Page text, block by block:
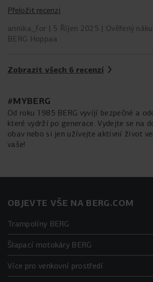
Přeložit recenzi
annika_for
5 Říjen 2025 Ověřený
BERG Hoppaa
Zobrazit všech 6 recenzí
#MYBERG
Od roku 1985 BERG vyvíjí bezpečné a
které vydrží po generace. Vydejte se na
obav nebo si jen užívejte aktivní život
vaše!
OBJEVTE VŠE NA BERG.COM
Trampolíny BERG
Šlapací motokáry BERG
Více pro venkovní prostředí